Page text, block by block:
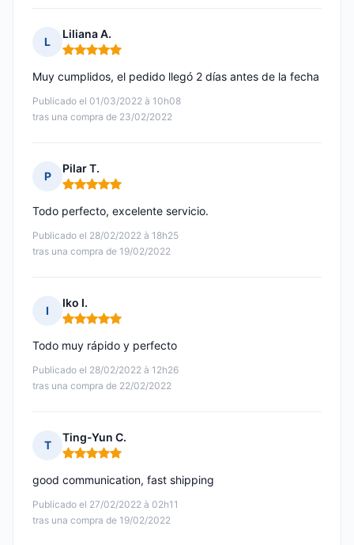
L
Liliana A.
Nota: 5 de 5
Publicado el 01/03/2022 à 10h08
tras una compra de 23/02/2022
Muy cumplidos, el pedido llegó 2 días antes de la fecha
P
Pilar T.
Nota: 5 de 5
Publicado el 28/02/2022 à 18h25
tras una compra de 19/02/2022
Todo perfecto, excelente servicio.
I
Iko I.
Nota: 5 de 5
Publicado el 28/02/2022 à 12h26
tras una compra de 22/02/2022
Todo muy rápido y perfecto
T
Ting-Yun C.
Nota: 5 de 5
Publicado el 27/02/2022 à 02h11
tras una compra de 19/02/2022
good communication, fast shipping